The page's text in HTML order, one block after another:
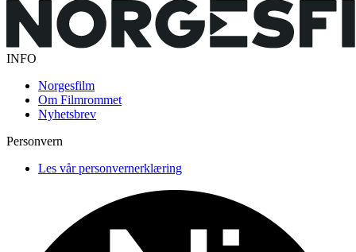
INFO
Norgesfilm
Om Filmrommet
Nyhetsbrev
Personvern
Les vår personvernerklæring